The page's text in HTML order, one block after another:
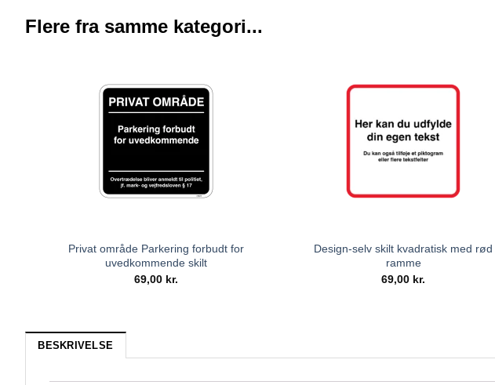
Flere fra samme kategori...
Privat område Parkering forbudt for
uvedkommende skilt
69,00 kr.
Design-selv skilt kvadratisk med rød
ramme
69,00 kr.
BESKRIVELSE